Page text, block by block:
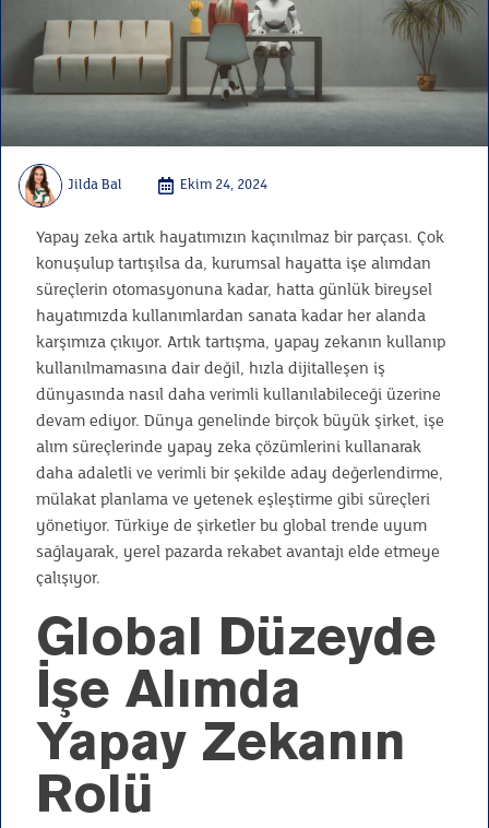
Jilda Bal Ekim 24, 2024
Yapay zeka artık hayatımızın kaçınılmaz bir parçası. Çok
konuşulup tartışılsa da, kurumsal hayatta işe alımdan
süreçlerin otomasyonuna kadar, hatta günlük bireysel
hayatımızda kullanımlardan sanata kadar her alanda
karşımıza çıkıyor. Artık tartışma, yapay zekanın kullanıp
kullanılmamasına dair değil, hızla dijitalleşen iş
dünyasında nasıl daha verimli kullanılabileceği üzerine
devam ediyor. Dünya genelinde birçok büyük şirket, işe
alım süreçlerinde yapay zeka çözümlerini kullanarak
daha adaletli ve verimli bir şekilde aday değerlendirme,
mülakat planlama ve yetenek eşleştirme gibi süreçleri
yönetiyor. Türkiye de şirketler bu global trende uyum
sağlayarak, yerel pazarda rekabet avantajı elde etmeye
çalışıyor.
Global Düzeyde
İşe Alımda
Yapay Zekanın
Rolü